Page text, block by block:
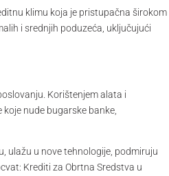
klimu koja je pristupačna širokom
i srednjih poduzeća, uključujući
Korištenjem alata i
nude bugarske banke,
ulažu u nove tehnologije, podmiruju
Krediti za Obrtna Sredstva u